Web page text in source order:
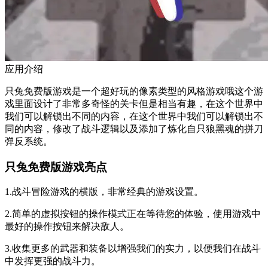
应用介绍
只兔免费版游戏是一个超好玩的像素类型的风格游戏哦这个游
戏里面设计了非常多奇怪的关卡但是相当有趣，在这个世界中
我们可以解锁出不同的内容，在这个世界中我们可以解锁出不
同的内容，修改了战斗逻辑以及添加了炼化自只狼黑魂的拼刀
弹反系统。
只兔免费版游戏亮点
1.战斗冒险游戏的横版，非常经典的游戏设置。
2.简单的虚拟按钮的操作模式正在等待您的体验，使用游戏中
最好的操作按钮来解决敌人。
3.收集更多的武器和装备以增强我们的实力，以便我们在战斗
中发挥更强的战斗力。